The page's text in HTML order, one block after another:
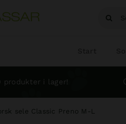
Sök
produkter i lager!
sele Classic Preno M-L